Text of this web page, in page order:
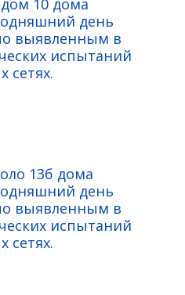
10 дома
день
выявленным в
испытаний
сетях.
13б дома
день
выявленным в
испытаний
сетях.